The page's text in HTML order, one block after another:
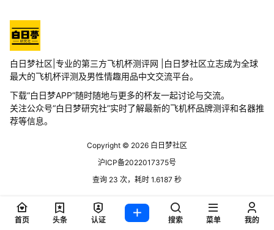
眼看到，我的DD已经立马不争气的
抬起了头，就像立马来一…
白日梦社区|专业的第三方飞机杯测评网 |白日梦社区立志成为全球
最大的飞机杯评测及男性情趣用品中文交流平台。
下载“白日梦APP”随时随地与更多的杯友一起讨论与交流。
关注公众号“白日梦研究社”实时了解最新的飞机杯品牌测评和名器推
荐等信息。
Copyright © 2026 白日梦社区
沪ICP备2022017375号
查询 23 次，耗时 1.6187 秒
首页 头条 认证 搜索 菜单 我的